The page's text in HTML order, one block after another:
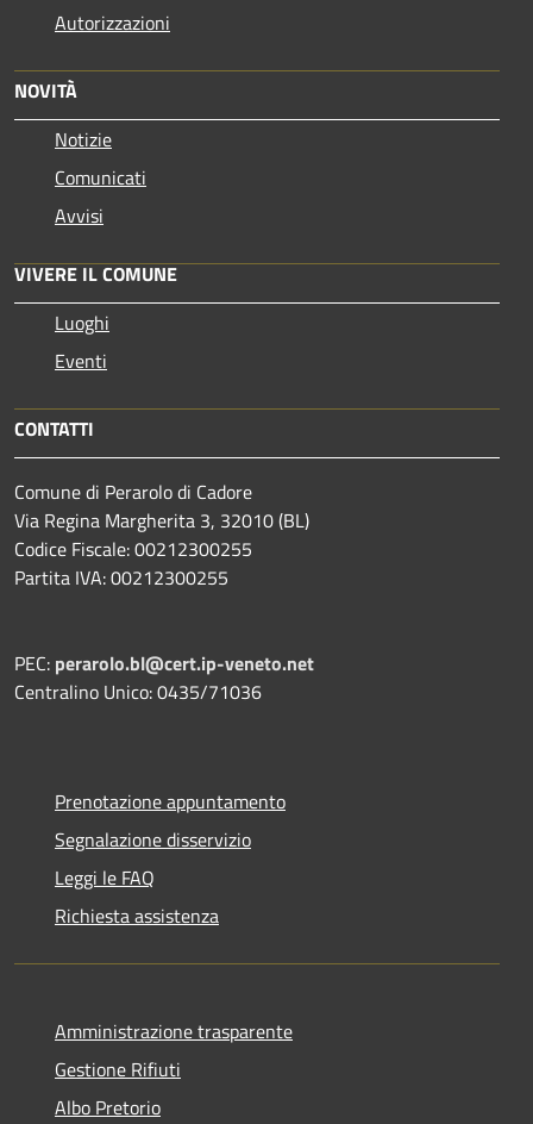
Autorizzazioni
NOVITÀ
Notizie
Comunicati
Avvisi
VIVERE IL COMUNE
Luoghi
Eventi
CONTATTI
Comune di Perarolo di Cadore
Via Regina Margherita 3, 32010 (BL)
Codice Fiscale: 00212300255
Partita IVA: 00212300255
PEC: perarolo.bl@cert.ip-veneto.net
Centralino Unico: 0435/71036
Prenotazione appuntamento
Segnalazione disservizio
Leggi le FAQ
Richiesta assistenza
Amministrazione trasparente
Gestione Rifiuti
Albo Pretorio